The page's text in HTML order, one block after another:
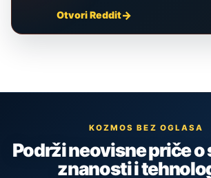
Otvori Reddit
KOZMOS BEZ OGLASA
Podrži neovisne priče o
znanosti i